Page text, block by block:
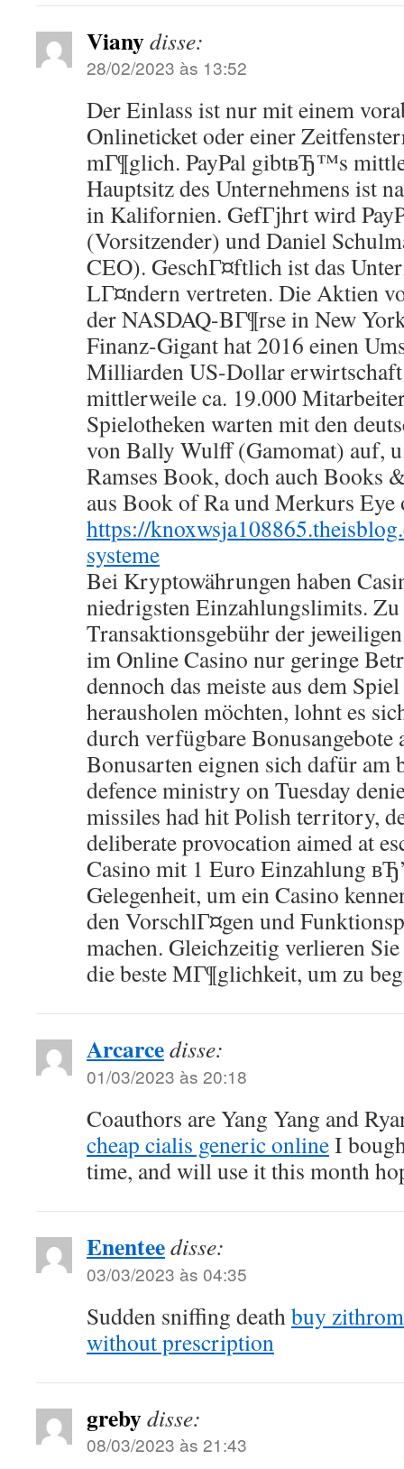
Vianydisse:
28/02/2023 às 13:52
Der Einlass ist nur mit einem
Onlineticket oder einer
mГ¶glich. PayPal gibtвЂ™s
Hauptsitz des Unternehmens ist
in Kalifornien. GefГјhrt wird
(Vorsitzender) und Daniel
CEO). GeschГ¤ftlich ist das
LГ¤ndern vertreten. Die Aktien
der NASDAQ-BГ¶rse in New
Finanz-Gigant hat 2016 einen
Milliarden US-Dollar
mittlerweile ca. 19.000
Spielotheken warten mit den
von Bally Wulff (Gamomat) auf,
Ramses Book, doch auch Books
aus Book of Ra und Merkurs
https://
systeme
Bei Kryptowährungen haben
niedrigsten Einzahlungslimits.
Transaktionsgebühr der
im Online Casino nur geringe
dennoch das meiste aus dem
herausholen möchten, lohnt es
durch verfügbare Bonusangebote
Bonusarten eignen sich dafür am
defence ministry on Tuesday
missiles had hit Polish territory,
deliberate provocation aimed at
Casino mit 1 Euro Einzahlung
Gelegenheit, um ein Casino
den VorschlГ¤gen und
machen. Gleichzeitig verlieren
die beste MГ¶glichkeit, um zu
Arcarcedisse:
01/03/2023 às 20:18
Coauthors are Yang Yang and
cheap cialis generic onlineI
time, and will use it this month
Enenteedisse:
03/03/2023 às 04:35
Sudden sniffing deathbuy
without prescription
grebydisse:
08/03/2023 às 21:43